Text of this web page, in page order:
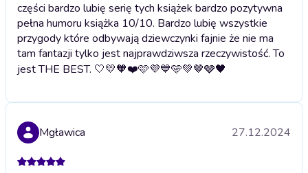
części bardzo lubię serię tych książek bardzo pozytywna
pełna humoru książka 10/10. Bardzo lubię wszystkie
przygody które odbywają dziewczynki fajnie że nie ma
tam fantazji tylko jest najprawdziwsza rzeczywistość. To
jest THE BEST. 🤍💛🧡❤️🩷💜💙🩵💚🤎🩶🖤
Mgławica 27.12.2024